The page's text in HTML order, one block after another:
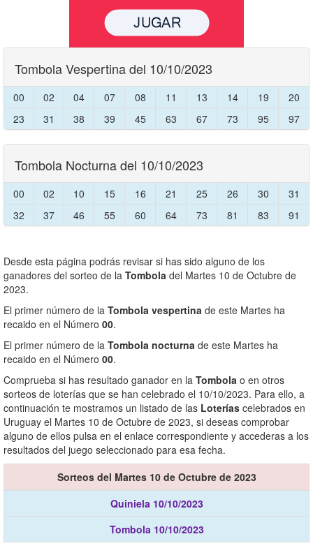
Tombola Vespertina del 10/10/2023
00 02 04 07 08 11 13 14 19
20
23
31 38 39 45 63 67 73 95 97
Tombola Nocturna del 10/10/2023
00 02 10 15 16 21 25 26 30
31
32
37 46 55 60 64 73 81 83 91
Desde esta página podrás revisar si has sido alguno de los
ganadores del sorteo de la Tombola del Martes 10 de Octubre de
2023.
El primer número de la Tombola vespertina de este Martes ha
recaido en el Número 00.
El primer número de la Tombola nocturna de este Martes ha
recaido en el Número 00.
Comprueba si has resultado ganador en la Tombola o en otros
sorteos de loterías que se han celebrado el 10/10/2023. Para ello, a
continuación te mostramos un listado de las Loterías celebrados en
Uruguay el Martes 10 de Octubre de 2023, si deseas comprobar
alguno de ellos pulsa en el enlace correspondiente y accederas a los
resultados del juego seleccionado para esa fecha.
Sorteos del Martes 10 de Octubre de 2023
Quiniela 10/10/2023
Tombola 10/10/2023